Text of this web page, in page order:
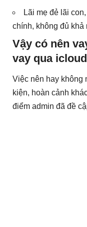
Lãi mẹ đẻ lãi
chính, không đủ khả
Vậy có nên
vay qua
Việc nên hay không
kiện, hoàn cảnh
điểm admin đã đề